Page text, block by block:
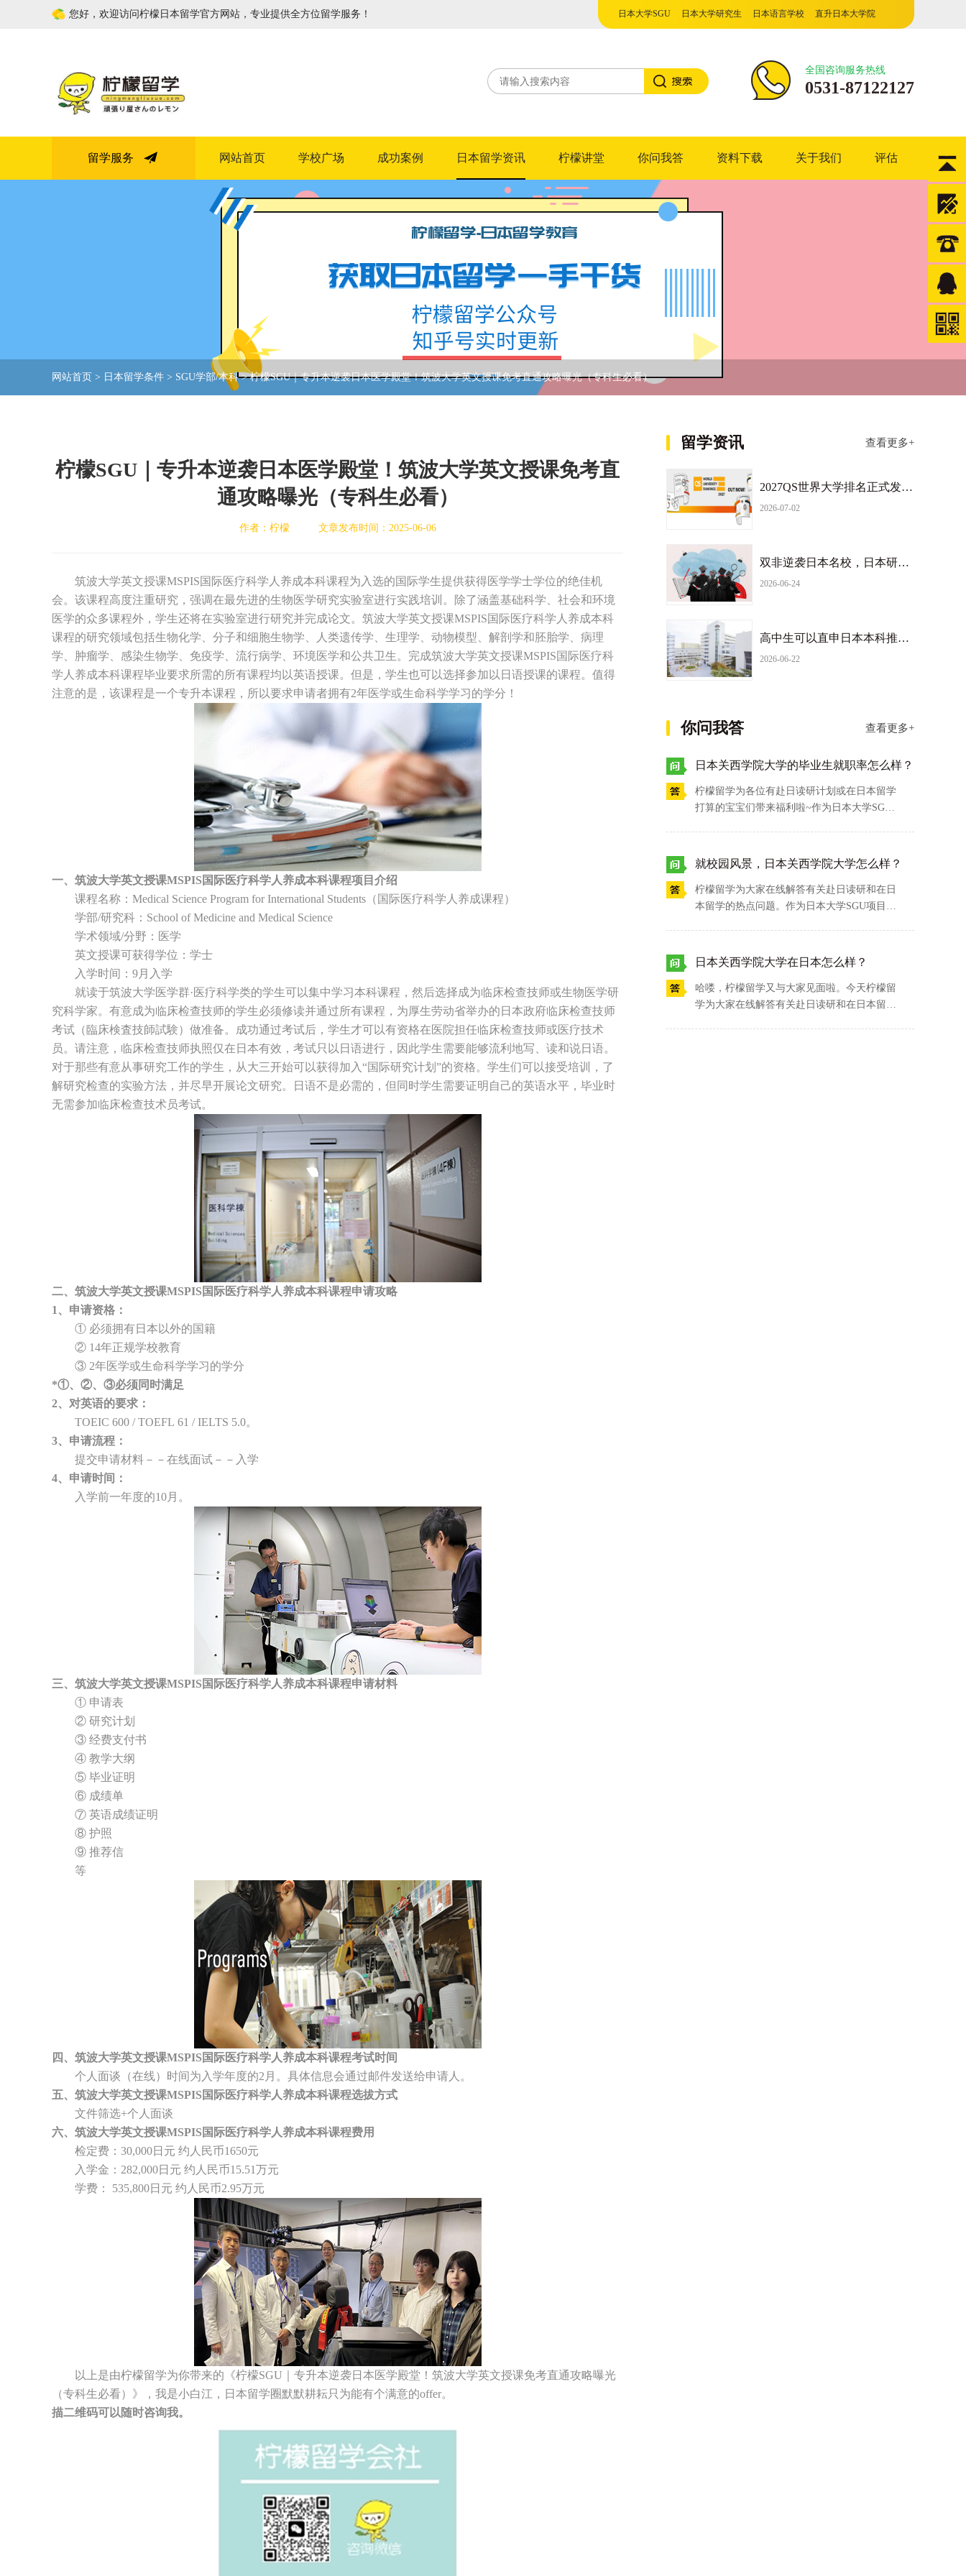
您好，欢迎访问柠檬日本留学官方网站，专业提供全方位留学服务！ 日本大学SGU 日本大学研究生 日本语言学校 直升日本大学院
全国咨询服务热线
0531-87122127
留学服务 网站首页 学校广场 成功案例 日本留学资讯 柠檬讲堂 你问我答 资料下载 关于我们 评估
网站首页 > 日本留学条件 > SGU学部/本科 > 柠檬SGU｜专升本逆袭日本医学殿堂！筑波大学英文授课免考直通攻略曝光（专科生必看）
柠檬SGU｜专升本逆袭日本医学殿堂！筑波大学英文授课免考直
通攻略曝光（专科生必看）
作者：柠檬 文章发布时间：2025-06-06
筑波大学英文授课MSPIS国际医疗科学人养成本科课程为入选的国际学生提供获得医学学士学位的绝佳机
会。该课程高度注重研究，强调在最先进的生物医学研究实验室进行实践培训。除了涵盖基础科学、社会和环境
医学的众多课程外，学生还将在实验室进行研究并完成论文。筑波大学英文授课MSPIS国际医疗科学人养成本科
课程的研究领域包括生物化学、分子和细胞生物学、人类遗传学、生理学、动物模型、解剖学和胚胎学、病理
学、肿瘤学、感染生物学、免疫学、流行病学、环境医学和公共卫生。完成筑波大学英文授课MSPIS国际医疗科
学人养成本科课程毕业要求所需的所有课程均以英语授课。但是，学生也可以选择参加以日语授课的课程。值得
注意的是，该课程是一个专升本课程，所以要求申请者拥有2年医学或生命科学学习的学分！
一、筑波大学英文授课MSPIS国际医疗科学人养成本科课程项目介绍
课程名称：Medical Science Program for International Students（国际医疗科学人养成课程）
学部/研究科：School of Medicine and Medical Science
学术领域/分野：医学
英文授课可获得学位：学士
入学时间：9月入学
就读于筑波大学医学群·医疗科学类的学生可以集中学习本科课程，然后选择成为临床检查技师或生物医学研
究科学家。有意成为临床检查技师的学生必须修读并通过所有课程，为厚生劳动省举办的日本政府临床检查技师
考试（臨床検査技師試験）做准备。成功通过考试后，学生才可以有资格在医院担任临床检查技师或医疗技术
员。请注意，临床检查技师执照仅在日本有效，考试只以日语进行，因此学生需要能够流利地写、读和说日语。
对于那些有意从事研究工作的学生，从大三开始可以获得加入“国际研究计划”的资格。学生们可以接受培训，了
解研究检查的实验方法，并尽早开展论文研究。日语不是必需的，但同时学生需要证明自己的英语水平，毕业时
无需参加临床检查技术员考试。
二、筑波大学英文授课MSPIS国际医疗科学人养成本科课程申请攻略
1、申请资格：
① 必须拥有日本以外的国籍
② 14年正规学校教育
③ 2年医学或生命科学学习的学分
*①、②、③必须同时满足
2、对英语的要求：
TOEIC 600 / TOEFL 61 / IELTS 5.0。
3、申请流程：
提交申请材料－－在线面试－－入学
4、申请时间：
入学前一年度的10月。
三、筑波大学英文授课MSPIS国际医疗科学人养成本科课程申请材料
① 申请表
② 研究计划
③ 经费支付书
④ 教学大纲
⑤ 毕业证明
⑥ 成绩单
⑦ 英语成绩证明
⑧ 护照
⑨ 推荐信
等
四、筑波大学英文授课MSPIS国际医疗科学人养成本科课程考试时间
个人面谈（在线）时间为入学年度的2月。具体信息会通过邮件发送给申请人。
五、筑波大学英文授课MSPIS国际医疗科学人养成本科课程选拔方式
文件筛选+个人面谈
六、筑波大学英文授课MSPIS国际医疗科学人养成本科课程费用
检定费：30,000日元 约人民币1650元
入学金：282,000日元 约人民币15.51万元
学费： 535,800日元 约人民币2.95万元
以上是由柠檬留学为你带来的《柠檬SGU｜专升本逆袭日本医学殿堂！筑波大学英文授课免考直通攻略曝光
（专科生必看）》，我是小白江，日本留学圈默默耕耘只为能有个满意的offer。
描二维码可以随时咨询我。
留学资讯 查看更多+
2027QS世界大学排名正式发布！日本大学排名持续下滑
2026-07-02
双非逆袭日本名校，日本研究生是日本留学捷径？
2026-06-24
高中生可以直申日本本科推荐昭和女子大学
2026-06-22
你问我答 查看更多+
日本关西学院大学的毕业生就职率怎么样？
柠檬留学为各位有赴日读研计划或在日本留学
打算的宝宝们带来福利啦~作为日本大学SGU
关西学院大学毕业生综合就职率高达99.7%，
度达到了95.9%，可以说是充分实现了人生目
标和理想价值。有关日本关西学院大学的更多
就校园风景，日本关西学院大学怎么样？
柠檬留学为大家在线解答有关赴日读研和在日
本留学的热点问题。作为日本大学SGU项目的
西班牙布道院风格，其周围有240种约5万余棵
有关日本关西学院大学的更多信息，请大家多
多咨询柠檬留学吧~
日本关西学院大学在日本怎么样？
哈喽，柠檬留学又与大家见面啦。今天柠檬留
学为大家在线解答有关赴日读研和在日本留学